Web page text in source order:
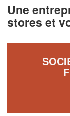
Une
stores et